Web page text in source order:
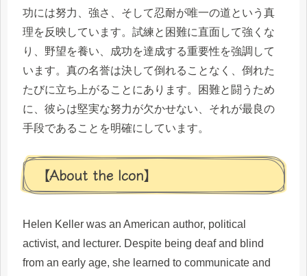
功には努力、強さ、そして忍耐が唯一の道という真
理を反映しています。試練と困難に直面して強くな
り、野望を養い、成功を達成する重要性を強調して
います。真の名誉は決して倒れることなく、倒れた
たびに立ち上がることにあります。困難と闘うため
に、彼らは堅実な努力が欠かせない、それが最良の
手段であることを明確にしています。
【About the Icon】
Helen Keller was an American author, political
activist, and lecturer. Despite being deaf and blind
from an early age, she learned to communicate and